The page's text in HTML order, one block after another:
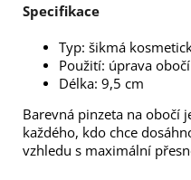
Specifikace
Typ: šikmá
Použití: úprava
Délka: 9,5 cm
Barevná pinzeta na obočí
každého, kdo chce
vzhledu s maximální